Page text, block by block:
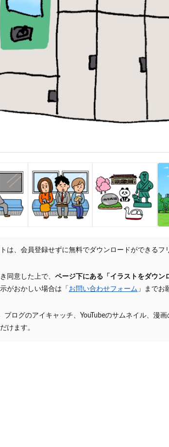
は、会員登録せずに無料でダウンロードができるフ
同意した上で、 ページ下にある「イラストをダウン
がおかしい場合は「 お問い合わせフォーム 」までお
ログのアイキャッチ、YouTubeのサムネイル、漫
けます。